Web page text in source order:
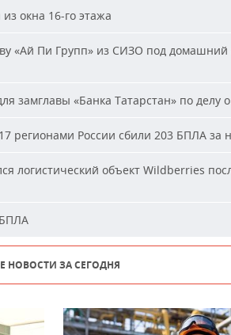
окна 16-го этажа
«Ай Пи Групп» из СИЗО под домашний
замглавы «Банка Татарстан» по делу
регионами России сбили 203 БПЛА за
логистический объект Wildberries
НОВОСТИ ЗА СЕГОДНЯ